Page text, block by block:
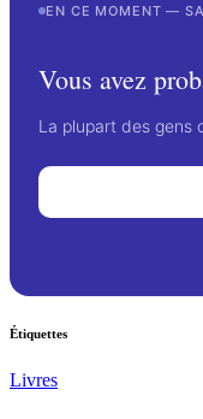
EN CE MOMENT —
Vous avez
La plupart des gens
Étiquettes
Livres